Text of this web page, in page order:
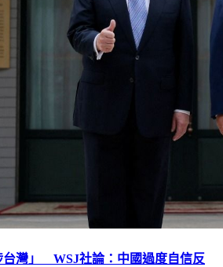
台灣」 WSJ社論：中國過度自信反